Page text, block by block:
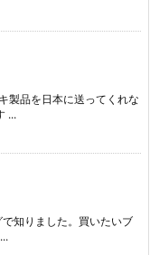
製品を日本に送ってくれな
...
知りました。買いたいブ